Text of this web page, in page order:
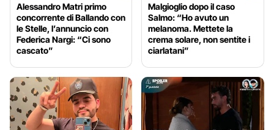
Alessandro Matri primo
concorrente di Ballando con
le Stelle, l’annuncio con
Federica Nargi: “Ci sono
cascato”
Malgioglio dopo il caso
Salmo: “Ho avuto un
melanoma. Mettete la
crema solare, non sentite i
ciarlatani”